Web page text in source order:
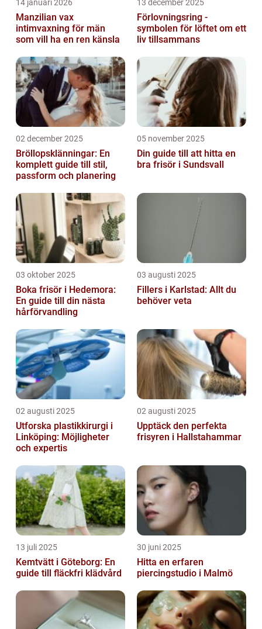
14 januari 2026
Manzilian vax
intimvaxning för män
som vill ha en ren känsla
13 december 2025
Förlovningsring -
symbolen för löftet om ett
liv tillsammans
02 december 2025
Bröllopsklänningar: En
komplett guide till stil,
passform och planering
05 november 2025
Din guide till att hitta en
bra frisör i Sundsvall
03 oktober 2025
Boka frisör i Hedemora:
En guide till din nästa
hårförvandling
03 augusti 2025
Fillers i Karlstad: Allt du
behöver veta
02 augusti 2025
Utforska plastikkirurgi i
Linköping: Möjligheter
och expertis
02 augusti 2025
Upptäck den perfekta
frisyren i Hallstahammar
13 juli 2025
Kemtvätt i Göteborg: En
guide till fläckfri klädvård
30 juni 2025
Hitta en erfaren
piercingstudio i Malmö